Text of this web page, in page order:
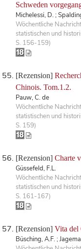
Schweden
Michelessi, D. ;
Wöchentliche
statistischen und
S. 156-159)
[Rezension]
Chinois. Tom.1.2.
Pauw, C. de
Wöchentliche
statistischen und
S. 159)
[Rezension] Charte
Güssefeld, F.L.
Wöchentliche
statistischen und
S. 161-167)
[Rezension] Vita del
Büsching, A.F. ;